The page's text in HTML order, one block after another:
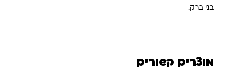
בני ברק.
מוצרים קשורים